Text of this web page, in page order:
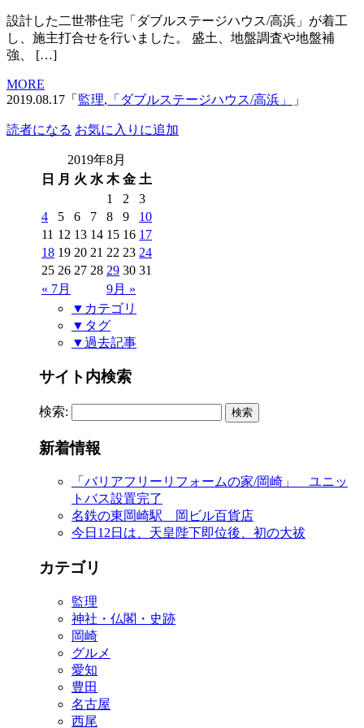
設計した二世帯住宅「ダブルステージハウス/高浜」が着工
し、施主打合せを行いました。 盛土、地盤調査や地盤補
強、 […]
MORE
2019.08.17「 監理, 「ダブルステージハウス/高浜」 」
読者になる お気に入りに追加
2019年8月
日
月 火 水 木 金 土
« 7月 9月 »
1 2
3
4
5 6 7 8 9
10
11 12 13 14 15 16 17
18 19 20 21 22 23 24
25 26 27 28 29 30 31
▼カテゴリ
▼タグ
▼過去記事
サイト内検索
検索:
新着情報
「バリアフリーリフォームの家/岡崎」 ユニッ
トバス設置完了
名鉄の東岡崎駅 岡ビル百貨店
今日12日は、天皇陛下即位後、初の大祓
カテゴリ
監理
神社・仏閣・史跡
岡崎
グルメ
愛知
豊田
名古屋
西尾